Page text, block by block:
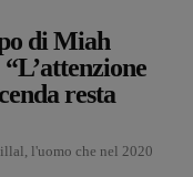
di Miah
resta
l'uomo che nel 2020